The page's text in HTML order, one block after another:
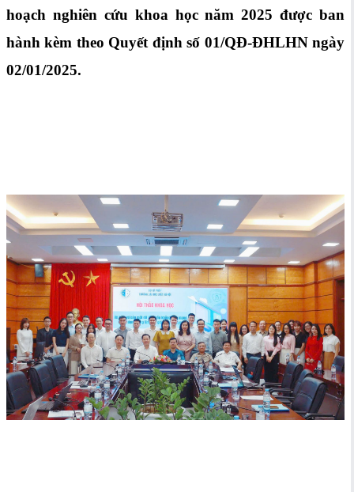
hoạch nghiên cứu khoa học năm 2025 được ban
hành kèm theo Quyết định số 01/QĐ-ĐHLHN ngày
02/01/2025.